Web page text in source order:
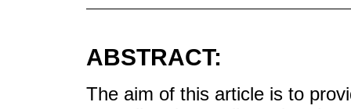
ABSTRACT:
The aim of this article is to